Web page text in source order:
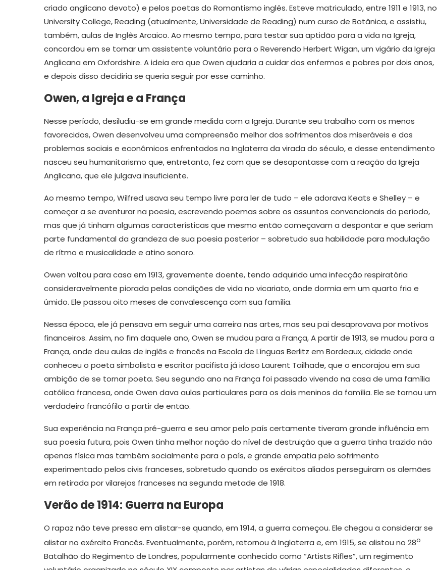
criado anglicano devoto) e pelos poetas do Romantismo inglês. Esteve matriculado, entre 1911 e 1913, no
University College, Reading (atualmente, Universidade de Reading) num curso de Botânica, e assistiu,
também, aulas de Inglês Arcaico. Ao mesmo tempo, para testar sua aptidão para a vida na Igreja,
concordou em se tornar um assistente voluntário para o Reverendo Herbert Wigan, um vigário da Igreja
Anglicana em Oxfordshire. A ideia era que Owen ajudaria a cuidar dos enfermos e pobres por dois anos,
e depois disso decidiria se queria seguir por esse caminho.
Owen, a Igreja e a França
Nesse período, desiludiu-se em grande medida com a Igreja. Durante seu trabalho com os menos
favorecidos, Owen desenvolveu uma compreensão melhor dos sofrimentos dos miseráveis e dos
problemas sociais e econômicos enfrentados na Inglaterra da virada do século, e desse entendimento
nasceu seu humanitarismo que, entretanto, fez com que se desapontasse com a reação da Igreja
Anglicana, que ele julgava insuficiente.
Ao mesmo tempo, Wilfred usava seu tempo livre para ler de tudo – ele adorava Keats e Shelley – e
começar a se aventurar na poesia, escrevendo poemas sobre os assuntos convencionais do período,
mas que já tinham algumas características que mesmo então começavam a despontar e que seriam
parte fundamental da grandeza de sua poesia posterior – sobretudo sua habilidade para modulação
de rítmo e musicalidade e atino sonoro.
Owen voltou para casa em 1913, gravemente doente, tendo adquirido uma infecção respiratória
consideravelmente piorada pelas condições de vida no vicariato, onde dormia em um quarto frio e
úmido. Ele passou oito meses de convalescença com sua família.
Nessa época, ele já pensava em seguir uma carreira nas artes, mas seu pai desaprovava por motivos
financeiros. Assim, no fim daquele ano, Owen se mudou para a França, A partir de 1913, se mudou para a
França, onde deu aulas de inglês e francês na Escola de Línguas Berlitz em Bordeaux, cidade onde
conheceu o poeta simbolista e escritor pacifista já idoso Laurent Tailhade, que o encorajou em sua
ambição de se tornar poeta. Seu segundo ano na França foi passado vivendo na casa de uma família
católica francesa, onde Owen dava aulas particulares para os dois meninos da família. Ele se tornou um
verdadeiro francófilo a partir de então.
Sua experiência na França pré-guerra e seu amor pelo país certamente tiveram grande influência em
sua poesia futura, pois Owen tinha melhor noção do nível de destruição que a guerra tinha trazido não
apenas física mas também socialmente para o país, e grande empatia pelo sofrimento
experimentado pelos civis franceses, sobretudo quando os exércitos aliados perseguiram os alemães
em retirada por vilarejos franceses na segunda metade de 1918.
Verão de 1914: Guerra na Europa
O rapaz não teve pressa em alistar-se quando, em 1914, a guerra começou. Ele chegou a considerar se
alistar no exército Francês. Eventualmente, porém, retornou à Inglaterra e, em 1915, se alistou no 28o
Batalhão do Regimento de Londres, popularmente conhecido como “Artists Rifles”, um regimento